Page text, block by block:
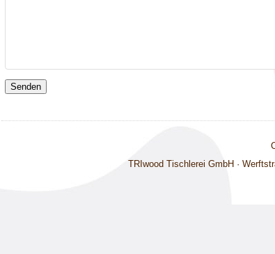
TRIwood Tischlerei GmbH ·